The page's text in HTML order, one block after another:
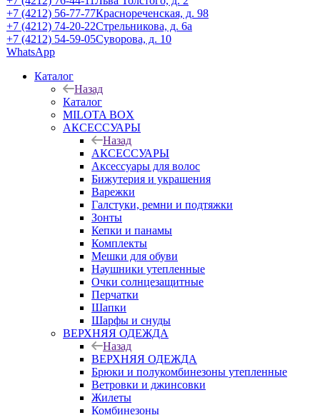
+7 (4212) 56-77-77Краснореченская, д. 98
+7 (4212) 74-20-22Стрельникова, д. 6а
+7 (4212) 54-59-05Суворова, д. 10
WhatsApp
Каталог
Назад
Каталог
MILOTA BOX
АКСЕССУАРЫ
Назад
АКСЕССУАРЫ
Аксессуары для волос
Бижутерия и украшения
Варежки
Галстуки, ремни и подтяжки
Зонты
Кепки и панамы
Комплекты
Мешки для обуви
Наушники утепленные
Очки солнцезащитные
Перчатки
Шапки
Шарфы и снуды
ВЕРХНЯЯ ОДЕЖДА
Назад
ВЕРХНЯЯ ОДЕЖДА
Брюки и полукомбинезоны утепленные
Ветровки и джинсовки
Жилеты
Комбинезоны